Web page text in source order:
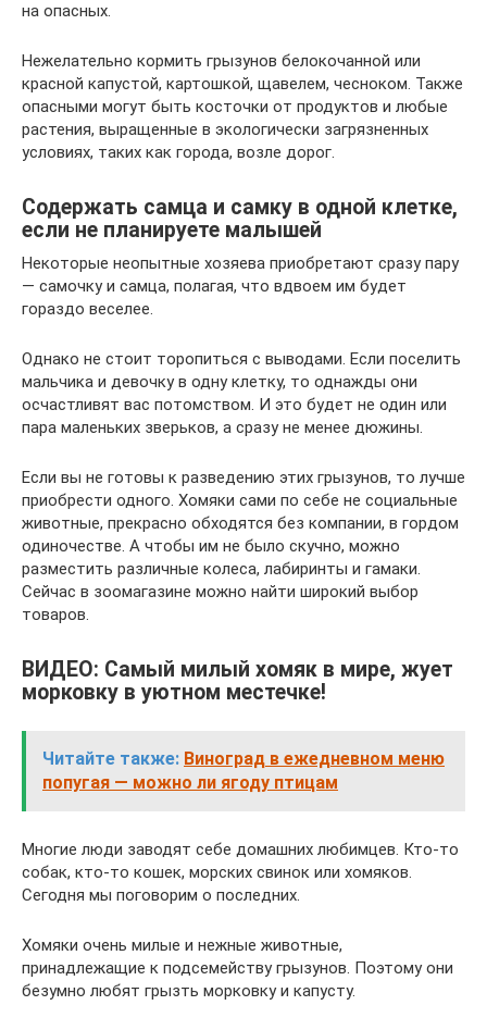
на опасных.
Нежелательно кормить грызунов белокочанной или
красной капустой, картошкой, щавелем, чесноком. Также
опасными могут быть косточки от продуктов и любые
растения, выращенные в экологически загрязненных
условиях, таких как города, возле дорог.
Содержать самца и самку в одной клетке,
если не планируете малышей
Некоторые неопытные хозяева приобретают сразу пару
— самочку и самца, полагая, что вдвоем им будет
гораздо веселее.
Однако не стоит торопиться с выводами. Если поселить
мальчика и девочку в одну клетку, то однажды они
осчастливят вас потомством. И это будет не один или
пара маленьких зверьков, а сразу не менее дюжины.
Если вы не готовы к разведению этих грызунов, то лучше
приобрести одного. Хомяки сами по себе не социальные
животные, прекрасно обходятся без компании, в гордом
одиночестве. А чтобы им не было скучно, можно
разместить различные колеса, лабиринты и гамаки.
Сейчас в зоомагазине можно найти широкий выбор
товаров.
ВИДЕО: Самый милый хомяк в мире, жует
морковку в уютном местечке!
Читайте также: Виноград в ежедневном меню
попугая — можно ли ягоду птицам
Многие люди заводят себе домашних любимцев. Кто-то
собак, кто-то кошек, морских свинок или хомяков.
Сегодня мы поговорим о последних.
Хомяки очень милые и нежные животные,
принадлежащие к подсемейству грызунов. Поэтому они
безумно любят грызть морковку и капусту.